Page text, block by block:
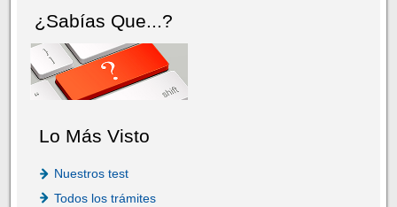
¿Sabías Que...?
Lo Más Visto
Nuestros test
Todos los trámites